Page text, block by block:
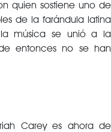
quien sostiene uno de
de la farándula latina
música se unió a la
entonces no se han
Carey es ahora de